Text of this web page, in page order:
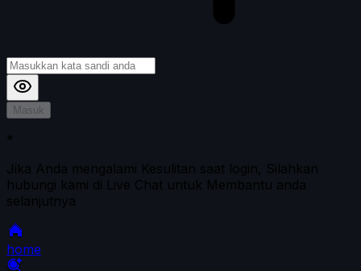
Masuk
*
Jika Anda mengalami Kesulitan saat login, Silahkan
hubungi kami di Live Chat untuk Membantu anda
selanjutnya
home